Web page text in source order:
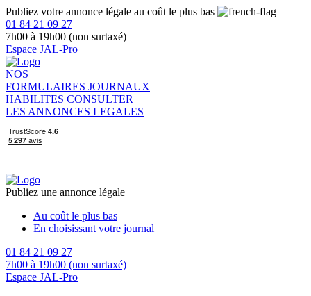
Publiez votre annonce légale au coût le plus bas
01 84 21 09 27
7h00 à 19h00 (non surtaxé)
Espace JAL-Pro
NOS
FORMULAIRES JOURNAUX
HABILITES CONSULTER
LES ANNONCES LEGALES
Publiez une annonce légale
Au coût le plus bas
En choisissant votre journal
01 84 21 09 27
7h00 à 19h00 (non surtaxé)
Espace JAL-Pro